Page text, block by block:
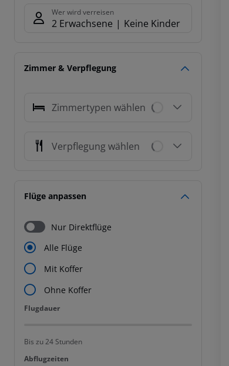
Wer wird verreisen
2 Erwachsene Keine Kinder
Zimmer & Verpflegung
Zimmertypen wählen
Verpflegung wählen
Flüge anpassen
Nur Direktflüge
Alle Flüge
Mit Koffer
Ohne Koffer
Flugdauer
Flugdauer
Bis zu 24 Stunden
Abflugzeiten
Abflugzeiten